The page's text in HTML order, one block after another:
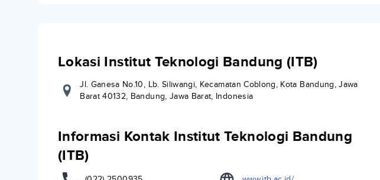
Lokasi Institut Teknologi Bandung (ITB)
Jl. Ganesa No.10, Lb. Siliwangi, Kecamatan Coblong, Kota Bandung, Jawa
Barat 40132, Bandung, Jawa Barat, Indonesia
Informasi Kontak Institut Teknologi Bandung
(ITB)